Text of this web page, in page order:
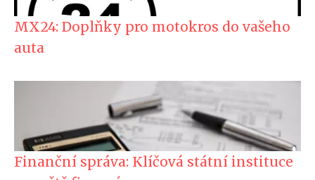
MX24: Doplňky pro motokros do vašeho
auta
Finanční správa: Klíčová státní instituce